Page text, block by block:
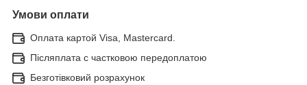
Умови оплати
Оплата картой Visa, Mastercard.
Післяплата c частковою передоплатою
Безготівковий розрахунок